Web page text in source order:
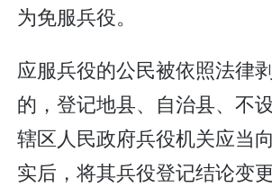
为免服兵役。
应服兵役的公民被依照法律
的，登记地县、自治县、不
辖区人民政府兵役机关应当
实后，将其兵役登记结论变